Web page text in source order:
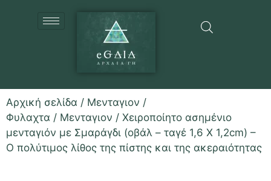
Αρχική σελίδα / Μενταγιον /
Φυλαχτα / Μενταγιον / Χειροποίητο ασημένιο
μενταγιόν με Σμαράγδι (οβάλ – ταγέ 1,6 Χ 1,2cm) –
Ο πολύτιμος λίθος της πίστης και της ακεραιότητας